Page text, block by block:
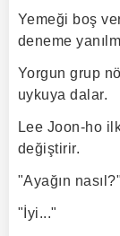
Yemeği boş
deneme
Yorgun grup
uykuya dalar.
Lee Joon-ho
değiştirir.
"Ayağın nasıl?"
"İyi..."